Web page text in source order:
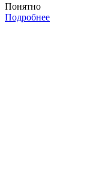
Понятно
Подробнее